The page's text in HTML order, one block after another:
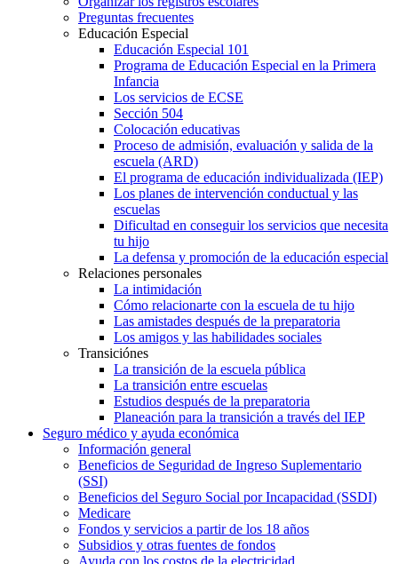
Preguntas frecuentes
Educación Especial
Educación Especial 101
Programa de Educación Especial en la Primera
Infancia
Los servicios de ECSE
Sección 504
Colocación educativas
Proceso de admisión, evaluación y salida de la
escuela (ARD)
El programa de educación individualizada (IEP)
Los planes de intervención conductual y las
escuelas
Dificultad en conseguir los servicios que necesita
tu hijo
La defensa y promoción de la educación especial
Relaciones personales
La intimidación
Cómo relacionarte con la escuela de tu hijo
Las amistades después de la preparatoria
Los amigos y las habilidades sociales
Transiciónes
La transición de la escuela pública
La transición entre escuelas
Estudios después de la preparatoria
Planeación para la transición a través del IEP
Seguro médico y ayuda económica
Información general
Beneficios de Seguridad de Ingreso Suplementario
(SSI)
Beneficios del Seguro Social por Incapacidad (SSDI)
Medicare
Fondos y servicios a partir de los 18 años
Subsidios y otras fuentes de fondos
Ayuda con los costos de la electricidad